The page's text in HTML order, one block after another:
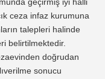
ceza infaz kurumuna
talepleri halinde
belirtilmektedir.
doğrudan
sonucu